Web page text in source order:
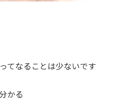
てなることは少ないです
かる